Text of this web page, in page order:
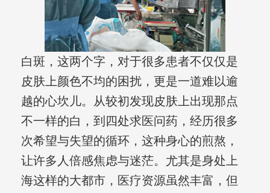
白斑，这两个字，对于很多患者不仅仅是
皮肤上颜色不均的困扰，更是一道难以逾
越的心坎儿。从较初发现皮肤上出现那点
不一样的白，到四处求医问药，经历很多
次希望与失望的循环，这种身心的煎熬，
让许多人倍感焦虑与迷茫。尤其是身处上
海这样的大都市，医疗资源虽然丰富，但